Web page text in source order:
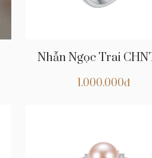
Nhẫn Ngọc Trai
1.000.000đ